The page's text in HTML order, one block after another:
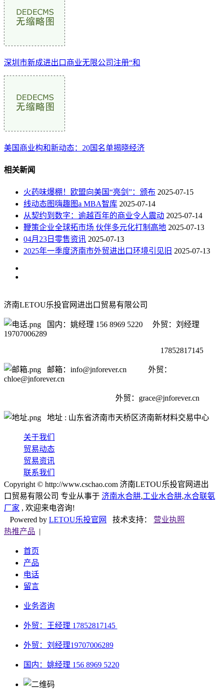
深圳市新成进出口商业无限公司注册“和
美国商业构和新动态：20国名单揭晓经济
相关新闻
火药味爆棚！欧盟向美国“亮剑”：颁布 2025-07-15
线动态图嗨趣图a MBA智库 2025-07-14
从契约到数字：逾越百年的商业令人震动 2025-07-14
鞭策企业全球拓市场 伙伴多元化打制高地 2025-07-13
04月23日零售资讯 2025-07-13
2025年一季度济南市外贸进出口环境引见旧 2025-07-13
济南LETOU乐投官网进出口贸易有限公司
国内：姚经理 156 8969 5220 外贸：刘经理
19707006289
17852817145
邮箱：info@jnforever.cn 外贸：
chloe@jnforever.cn
外贸： grace@jnforever.cn
地址 : 山东省济南市天桥区济南新材料交易中心
关于我们
贸易动态
贸易资讯
联系我们
Copyright © http://www.cschao.com 济南LETOU乐投官网进出
口贸易有限公司 专业从事于 济南水合肼,工业水合肼,水合联氨
厂家 , 欢迎来电咨询!
Powered by LETOU乐投官网 技术支持： 营业执照
热推产品 |
首页
产品
电话
留言
业务咨询
外贸：王经理 17852817145
外贸：刘经理19707006289
国内：姚经理 156 8969 5220